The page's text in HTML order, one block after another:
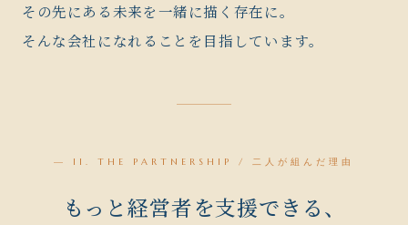
その先にある未来を一緒に描く存在に。
そんな会社になれることを目指しています。
— II. THE PARTNERSHIP / 二人が組んだ理由
もっと経営者を支援できる、